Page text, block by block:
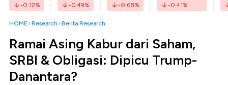
-0.12% -0.49% -0.68% -0.41%
HOME Research Berita Research
Ramai Asing Kabur dari Saham,
SRBI & Obligasi: Dipicu Trump-
Danantara?